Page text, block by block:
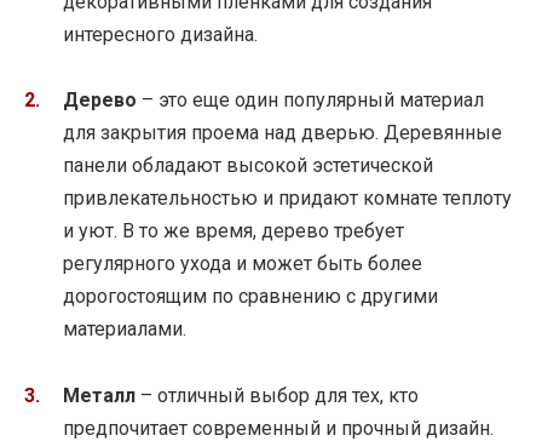
интересного дизайна.
Дерево – это еще один популярный материал
для закрытия проема над дверью. Деревянные
панели обладают высокой эстетической
привлекательностью и придают комнате теплоту
и уют. В то же время, дерево требует
регулярного ухода и может быть более
дорогостоящим по сравнению с другими
материалами.
Металл – отличный выбор для тех, кто
предпочитает современный и прочный дизайн.